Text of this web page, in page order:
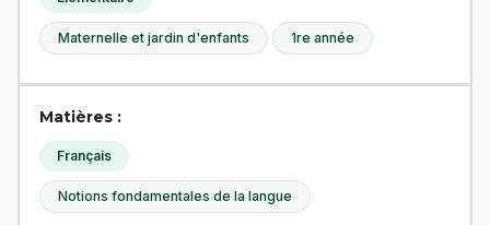
Maternelle et jardin d'enfants 1re année
Matières :
Français
Notions fondamentales de la langue